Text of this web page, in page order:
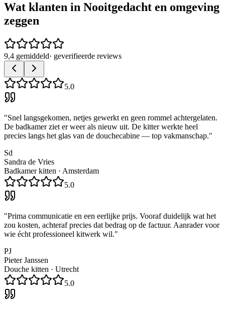
Wat klanten in Nooitgedacht en omgeving
zeggen
9,4 gemiddeld· geverifieerde reviews
5.0
"Snel langsgekomen, netjes gewerkt en geen rommel achtergelaten.
De badkamer ziet er weer als nieuw uit. De kitter werkte heel
precies langs het glas van de douchecabine — top vakmanschap."
Sd
Sandra de Vries
Badkamer kitten · Amsterdam
5.0
"Prima communicatie en een eerlijke prijs. Vooraf duidelijk wat het
zou kosten, achteraf precies dat bedrag op de factuur. Aanrader voor
wie écht professioneel kitwerk wil."
PJ
Pieter Janssen
Douche kitten · Utrecht
5.0